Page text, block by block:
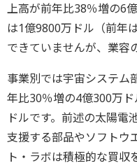
上高が前年比38％増の6
は1億9800万ドル（前年
できていませんが、業容
事業別では宇宙システム
年比30％増の4億300万
ドルです。前述の太陽電
支援する部品やソフトウ
ト・ラボは積極的な買